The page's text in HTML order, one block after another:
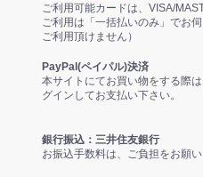
ご利用可能カードは、VISA/
ご利用は「一括払いのみ」でお
ご利用頂けません）
PayPal(ペイパル)決済
本サイトにてお買い物をする際
グインしてお支払い下さい。
銀行振込：三井住友銀行
お振込手数料は、ご負担をお願